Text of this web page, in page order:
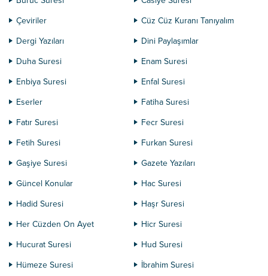
Çeviriler
Cüz Cüz Kuranı Tanıyalım
Dergi Yazıları
Dini Paylaşımlar
Duha Suresi
Enam Suresi
Enbiya Suresi
Enfal Suresi
Eserler
Fatiha Suresi
Fatır Suresi
Fecr Suresi
Fetih Suresi
Furkan Suresi
Gaşiye Suresi
Gazete Yazıları
Güncel Konular
Hac Suresi
Hadid Suresi
Haşr Suresi
Her Cüzden On Ayet
Hicr Suresi
Hucurat Suresi
Hud Suresi
Hümeze Suresi
İbrahim Suresi